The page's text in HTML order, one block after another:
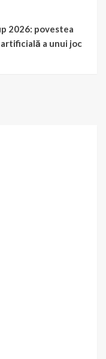
2026: povestea
artificială a unui joc